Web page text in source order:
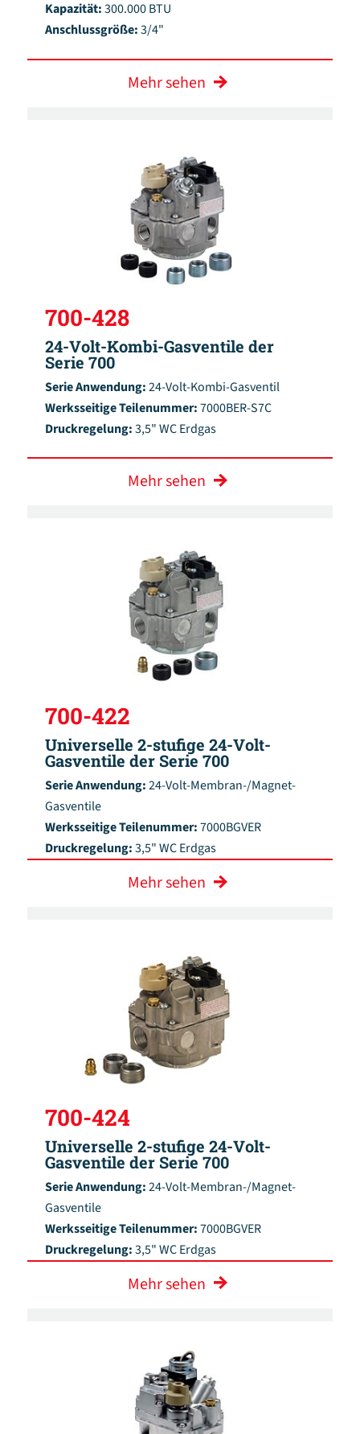
Kapazität:300.000 BTU
Anschlussgröße:3/4"
Mehr sehen
700-428
24-Volt-Kombi-Gasventile der
Serie 700
Serie Anwendung:24-Volt-Kombi-Gasventil
Werksseitige Teilenummer:7000BER-S7C
Druckregelung:3,5" WC Erdgas
Mehr sehen
700-422
Universelle 2-stufige 24-Volt-
Gasventile der Serie 700
Serie Anwendung:24-Volt-Membran-/Magnet-
Gasventile
Werksseitige Teilenummer:7000BGVER
Druckregelung:3,5" WC Erdgas
Mehr sehen
700-424
Universelle 2-stufige 24-Volt-
Gasventile der Serie 700
Serie Anwendung:24-Volt-Membran-/Magnet-
Gasventile
Werksseitige Teilenummer:7000BGVER
Druckregelung:3,5" WC Erdgas
Mehr sehen